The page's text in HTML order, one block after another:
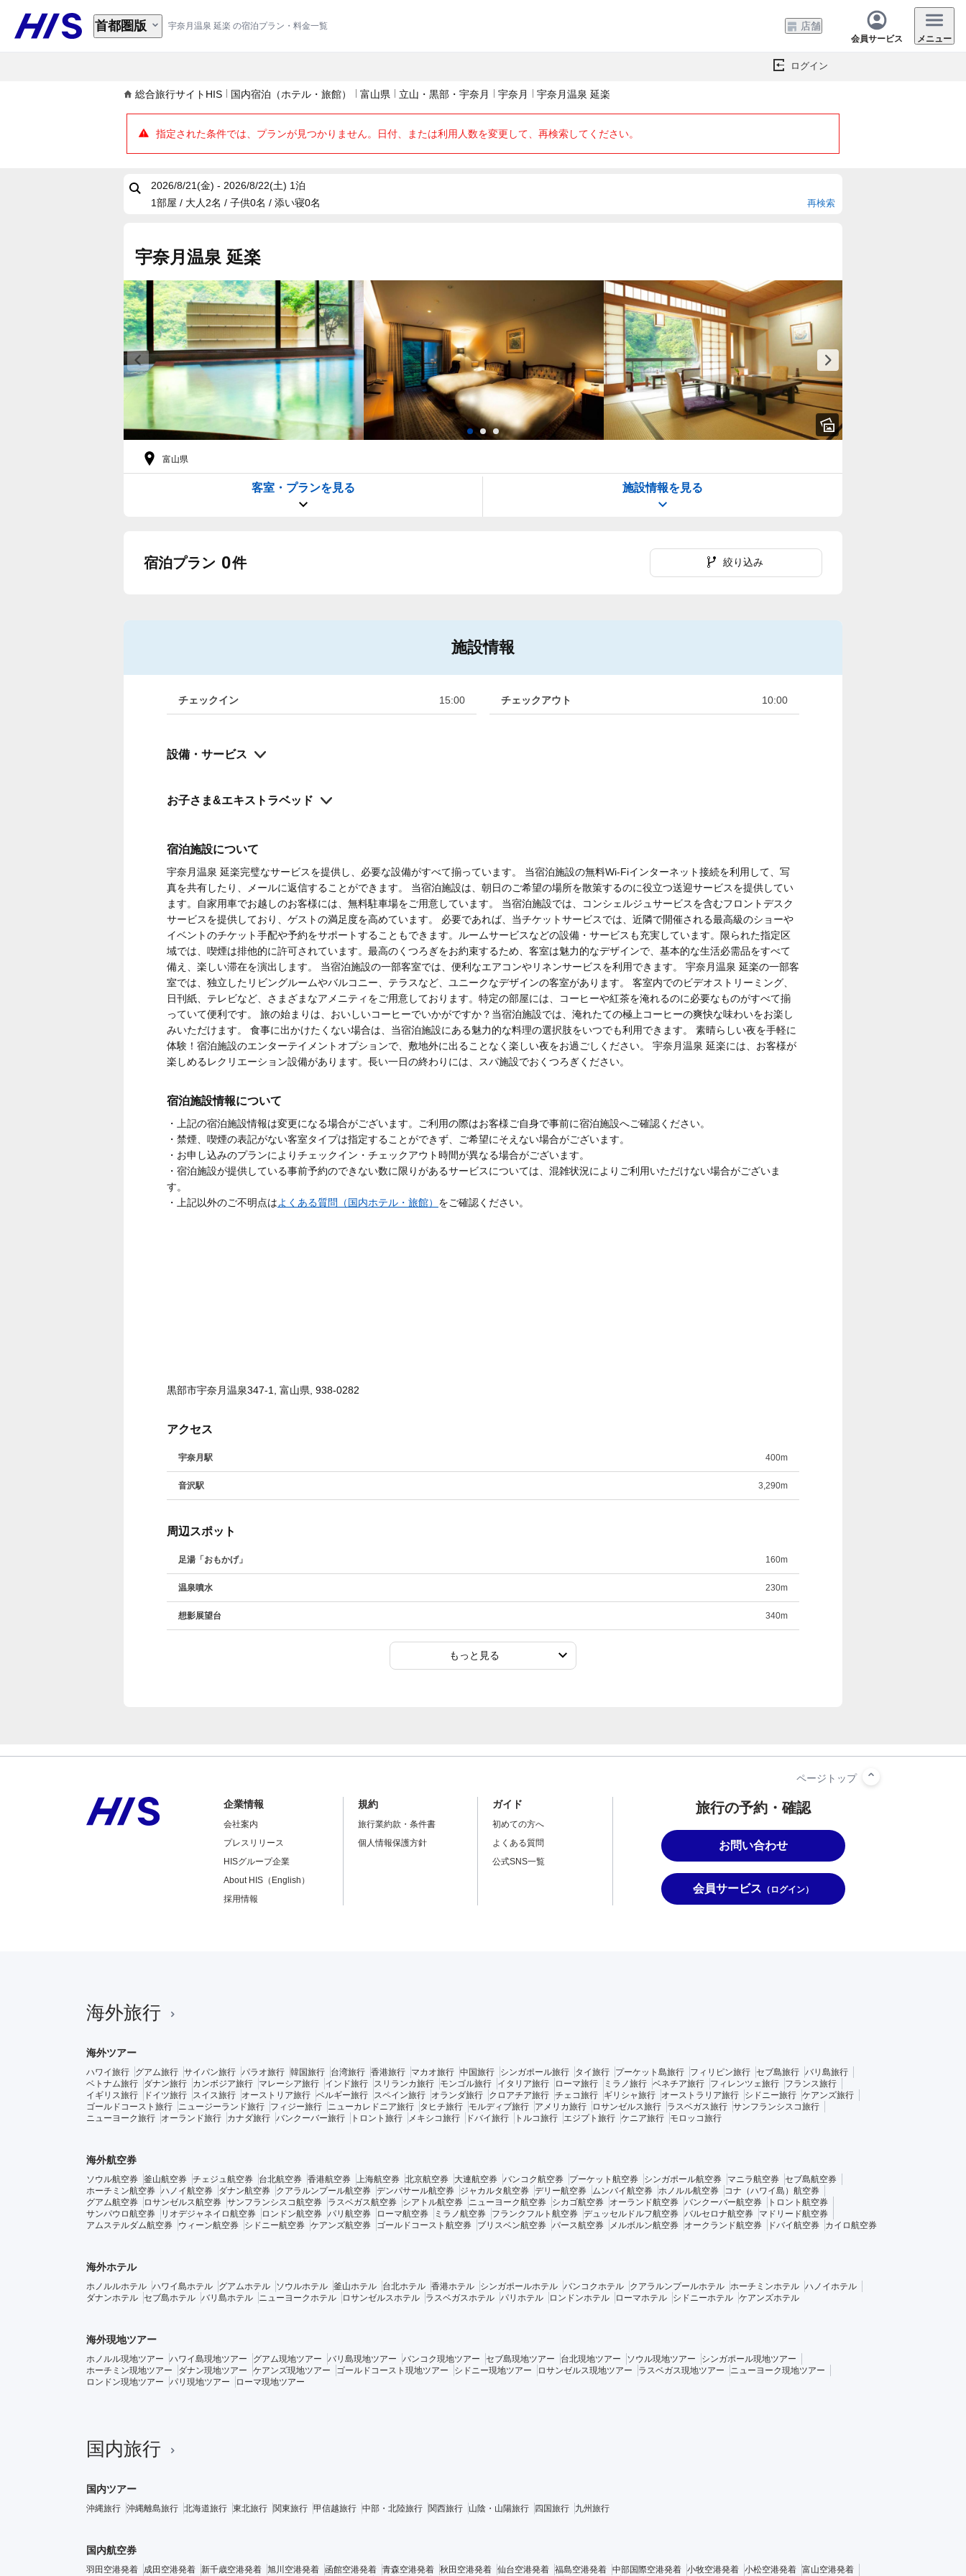
宇奈月温泉 延楽 の宿泊プラン・料金一覧
首都圏版 店舗
会員サービス メニュー
ログイン
総合旅行サイトHIS 国内宿泊（ホテル・旅館） 富山県 立山・黒部・宇奈月 宇奈月 宇奈月温泉 延楽
指定された条件では、プランが見つかりません。日付、または利用人数を変更して、再検索してください。
2026/8/21(金) - 2026/8/22(土) 1泊
1部屋 / 大人2名 / 子供0名 / 添い寝0名
再検索
宇奈月温泉 延楽
富山県
客室・プランを見る 施設情報を見る
宿泊プラン 0件 絞り込み
施設情報
チェックイン 15:00 チェックアウト 10:00
設備・サービス
お子さま&エキストラベッド
宿泊施設について
宇奈月温泉 延楽完璧なサービスを提供し、必要な設備がすべて揃っています。 当宿泊施設の無料Wi-Fiインターネット接続を利用して、写
真を共有したり、メールに返信することができます。 当宿泊施設は、朝日のご希望の場所を散策するのに役立つ送迎サービスを提供してい
ます。自家用車でお越しのお客様には、無料駐車場をご用意しています。 当宿泊施設では、コンシェルジュサービスを含むフロントデスク
サービスを提供しており、ゲストの満足度を高めています。 必要であれば、当チケットサービスでは、近隣で開催される最高級のショーや
イベントのチケット手配や予約をサポートすることもできます。ルームサービスなどの設備・サービスも充実しています。限られた指定区
域では、喫煙は排他的に許可されています。最高のくつろぎをお約束するため、客室は魅力的なデザインで、基本的な生活必需品をすべて
備え、楽しい滞在を演出します。 当宿泊施設の一部客室では、便利なエアコンやリネンサービスを利用できます。 宇奈月温泉 延楽の一部客
室では、独立したリビングルームやバルコニー、テラスなど、ユニークなデザインの客室があります。 客室内でのビデオストリーミング、
日刊紙、テレビなど、さまざまなアメニティをご用意しております。特定の部屋には、コーヒーや紅茶を淹れるのに必要なものがすべて揃
っていて便利です。 旅の始まりは、おいしいコーヒーでいかがですか？当宿泊施設では、淹れたての極上コーヒーの爽快な味わいをお楽し
みいただけます。 食事に出かけたくない場合は、当宿泊施設にある魅力的な料理の選択肢をいつでも利用できます。 素晴らしい夜を手軽に
体験！宿泊施設のエンターテイメントオプションで、敷地外に出ることなく楽しい夜をお過ごしください。 宇奈月温泉 延楽には、お客様が
楽しめるレクリエーション設備があります。長い一日の終わりには、スパ施設でおくつろぎください。
宿泊施設情報について
・上記の宿泊施設情報は変更になる場合がございます。ご利用の際はお客様ご自身で事前に宿泊施設へご確認ください。
・禁煙、喫煙の表記がない客室タイプは指定することができず、ご希望にそえない場合がございます。
・お申し込みのプランによりチェックイン・チェックアウト時間が異なる場合がございます。
・宿泊施設が提供している事前予約のできない数に限りがあるサービスについては、混雑状況によりご利用いただけない場合がございま
す。
・上記以外のご不明点はよくある質問（国内ホテル・旅館） をご確認ください。
黒部市宇奈月温泉347-1, 富山県, 938-0282
アクセス
宇奈月駅 400m
音沢駅 3,290m
周辺スポット
足湯「おもかげ」 160m
温泉噴水 230m
想影展望台 340m
もっと見る
旅行の予約・確認
お問い合わせ
会員サービス （ログイン）
企業情報
会社案内
プレスリリース
HISグループ企業
About HIS（English）
採用情報
規約
旅行業約款・条件書
個人情報保護方針
ガイド
初めての方へ
よくある質問
公式SNS一覧
海外旅行
海外ツアー
ハワイ旅行 グアム旅行 サイパン旅行 パラオ旅行 韓国旅行 台湾旅行 香港旅行 マカオ旅行 中国旅行 シンガポール旅行 タイ旅行 プーケット島旅行 フィリピン旅行 セブ島旅行 バリ島旅行
ベトナム旅行
ダナン旅行 カンボジア旅行 マレーシア旅行 インド旅行 スリランカ旅行 モンゴル旅行 イタリア旅行 ローマ旅行 ミラノ旅行 ベネチア旅行 フィレンツェ旅行
フランス旅行
イギリス旅行
ドイツ旅行 スイス旅行 オーストリア旅行 ベルギー旅行 スペイン旅行 オランダ旅行 クロアチア旅行 チェコ旅行 ギリシャ旅行 オーストラリア旅行 シドニー旅行 ケアンズ旅行
ゴールドコースト旅行
ニュージーランド旅行 フィジー旅行 ニューカレドニア旅行 タヒチ旅行 モルディブ旅行 アメリカ旅行 ロサンゼルス旅行 ラスベガス旅行 サンフランシスコ旅行
ニューヨーク旅行
オーランド旅行 カナダ旅行 バンクーバー旅行 トロント旅行 メキシコ旅行 ドバイ旅行 トルコ旅行 エジプト旅行 ケニア旅行 モロッコ旅行
海外航空券
ソウル航空券 釜山航空券 チェジュ航空券 台北航空券 香港航空券 上海航空券 北京航空券 大連航空券 バンコク航空券 プーケット航空券 シンガポール航空券 マニラ航空券 セブ島航空券
ホーチミン航空券 ハノイ航空券 ダナン航空券 クアラルンプール航空券 デンパサール航空券 ジャカルタ航空券 デリー航空券 ムンバイ航空券 ホノルル航空券
コナ（ハワイ島）航空券
グアム航空券
ロサンゼルス航空券 サンフランシスコ航空券 ラスベガス航空券 シアトル航空券 ニューヨーク航空券 シカゴ航空券 オーランド航空券 バンクーバー航空券
トロント航空券
サンパウロ航空券
リオデジャネイロ航空券 ロンドン航空券 パリ航空券 ローマ航空券 ミラノ航空券 フランクフルト航空券 デュッセルドルフ航空券 バルセロナ航空券
マドリード航空券
アムステルダム航空券
ウィーン航空券 シドニー航空券 ケアンズ航空券 ゴールドコースト航空券 ブリスベン航空券 パース航空券 メルボルン航空券 オークランド航空券 ドバイ航空券 カイロ航空券
海外ホテル
ホノルルホテル ハワイ島ホテル グアムホテル ソウルホテル 釜山ホテル 台北ホテル 香港ホテル シンガポールホテル バンコクホテル クアラルンプールホテル ホーチミンホテル ハノイホテル
ダナンホテル セブ島ホテル バリ島ホテル ニューヨークホテル ロサンゼルスホテル ラスベガスホテル パリホテル ロンドンホテル ローマホテル シドニーホテル ケアンズホテル
海外現地ツアー
ホノルル現地ツアー ハワイ島現地ツアー グアム現地ツアー バリ島現地ツアー バンコク現地ツアー セブ島現地ツアー 台北現地ツアー ソウル現地ツアー
シンガポール現地ツアー
ホーチミン現地ツアー
ダナン現地ツアー ケアンズ現地ツアー ゴールドコースト現地ツアー シドニー現地ツアー ロサンゼルス現地ツアー ラスベガス現地ツアー
ニューヨーク現地ツアー
ロンドン現地ツアー
パリ現地ツアー ローマ現地ツアー
国内旅行
国内ツアー
沖縄旅行 沖縄離島旅行 北海道旅行 東北旅行 関東旅行 甲信越旅行 中部・北陸旅行 関西旅行 山陰・山陽旅行 四国旅行 九州旅行
国内航空券
羽田空港発着 成田空港発着 新千歳空港発着 旭川空港発着 函館空港発着 青森空港発着 秋田空港発着 仙台空港発着 福島空港発着 中部国際空港発着 小牧空港発着 小松空港発着 富山空港発着